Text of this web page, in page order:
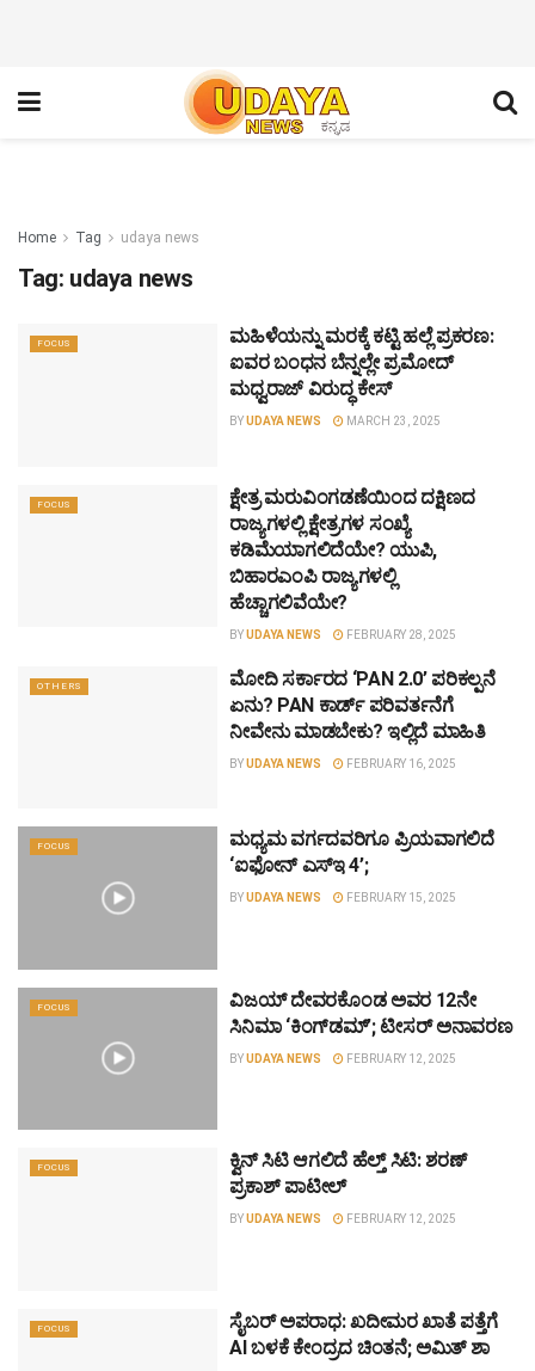
Home Tag udaya news
Tag: udaya news
FOCUS
ಮಹಿಳೆಯನ್ನು ಮರಕ್ಕೆ ಕಟ್ಟಿ ಹಲ್ಲೆ ಪ್ರಕರಣ:
ಐವರ ಬಂಧನ ಬೆನ್ನಲ್ಲೇ ಪ್ರಮೋದ್
ಮಧ್ವರಾಜ್ ವಿರುದ್ಧ ಕೇಸ್
BYUDAYA NEWS MARCH 23, 2025
FOCUS
ಕ್ಷೇತ್ರ ಮರುವಿಂಗಡಣೆಯಿಂದ ದಕ್ಷಿಣದ
ರಾಜ್ಯಗಳಲ್ಲಿ ಕ್ಷೇತ್ರಗಳ ಸಂಖ್ಯೆ
ಕಡಿಮೆಯಾಗಲಿದೆಯೇ? ಯುಪಿ,
ಬಿಹಾರಎಂಪಿ ರಾಜ್ಯಗಳಲ್ಲಿ
ಹೆಚ್ಚಾಗಲಿವೆಯೇ?
BYUDAYA NEWS FEBRUARY 28, 2025
OTHERS
ಮೋದಿ ಸರ್ಕಾರದ ‘PAN 2.0’ ಪರಿಕಲ್ಪನೆ
ಏನು? PAN ಕಾರ್ಡ್ ಪರಿವರ್ತನೆಗೆ
ನೀವೇನು ಮಾಡಬೇಕು? ಇಲ್ಲಿದೆ ಮಾಹಿತಿ
BYUDAYA NEWS FEBRUARY 16, 2025
FOCUS
ಮಧ್ಯಮ ವರ್ಗದವರಿಗೂ ಪ್ರಿಯವಾಗಲಿದೆ
‘ಐಫೋನ್ ಎಸ್‌ಇ 4’;
BYUDAYA NEWS FEBRUARY 15, 2025
FOCUS
ವಿಜಯ್ ದೇವರಕೊಂಡ ಅವರ 12ನೇ
ಸಿನಿಮಾ ‘ಕಿಂಗ್​ಡಮ್’; ಟೀಸರ್ ಅನಾವರಣ
BYUDAYA NEWS FEBRUARY 12, 2025
FOCUS
ಕ್ವಿನ್ ಸಿಟಿ ಆಗಲಿದೆ ಹೆಲ್ತ್ ಸಿಟಿ: ಶರಣ್
ಪ್ರಕಾಶ್ ಪಾಟೀಲ್
BYUDAYA NEWS FEBRUARY 12, 2025
FOCUS
ಸೈಬರ್ ಅಪರಾಧ: ಖದೀಮರ ಖಾತೆ ಪತ್ತೆಗೆ
AI ಬಳಕೆ ಕೇಂದ್ರದ ಚಿಂತನೆ; ಅಮಿತ್ ಶಾ